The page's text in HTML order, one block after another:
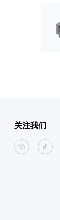
关注我们